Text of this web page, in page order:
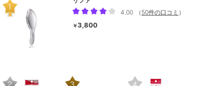
4.00
（ 50件の口コミ ）
￥3,800